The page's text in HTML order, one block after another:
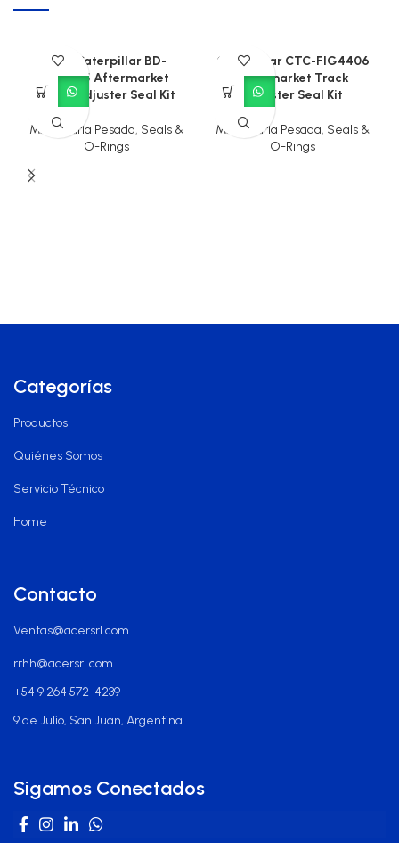
CAT Caterpillar BD-
904405 Aftermarket
Track Adjuster Seal Kit
Maquinaria Pesada, Seals &
O-Rings
Caterpillar CTC-FIG4406
Aftermarket Track
Adjuster Seal Kit
Maquinaria Pesada, Seals &
O-Rings
Categorías
Productos
Quiénes Somos
Servicio Técnico
Home
Contacto
Ventas@acersrl.com
rrhh@acersrl.com
+54 9 264 572-4239
9 de Julio, San Juan, Argentina
Sigamos Conectados